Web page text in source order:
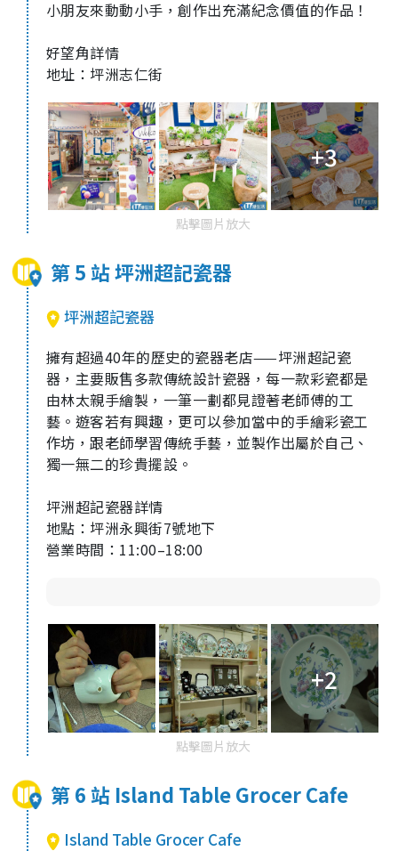
小朋友來動動小手，創作出充滿紀念價值的作品！
好望角詳情
地址：坪洲志仁街
+3
點擊圖片放大
第 5 站 坪洲超記瓷器
坪洲超記瓷器
擁有超過40年的歷史的瓷器老店——坪洲超記瓷
器，主要販售多款傳統設計瓷器，每一款彩瓷都是
由林太親手繪製，一筆一劃都見證著老師傅的工
藝。遊客若有興趣，更可以參加當中的手繪彩瓷工
作坊，跟老師學習傳統手藝，並製作出屬於自己、
獨一無二的珍貴擺設。
坪洲超記瓷器詳情
地點：坪洲永興街7號地下
營業時間： 11:00–18:00
+2
點擊圖片放大
第 6 站 Island Table Grocer Cafe
Island Table Grocer Cafe